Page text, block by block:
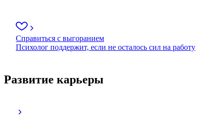
Справиться с выгоранием
Психолог поддержит, если не осталось сил на работу
Развитие карьеры